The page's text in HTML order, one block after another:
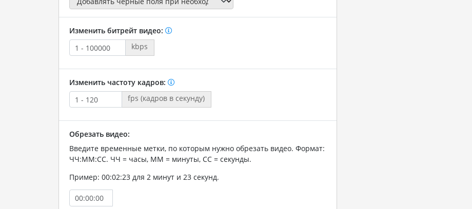
Изменить битрейт видео:
kbps
Изменить частоту кадров:
fps (кадров в секунду)
Обрезать видео:
Введите временные метки, по которым нужно обрезать видео. Формат:
ЧЧ:ММ:СС. ЧЧ = часы, ММ = минуты, СС = секунды.
Пример: 00:02:23 для 2 минут и 23 секунд.